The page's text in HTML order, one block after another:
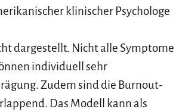
klinischer Psychologe
dargestellt. Nicht alle Symptome
individuell sehr
Zudem sind die Burnout-
Das Modell kann als